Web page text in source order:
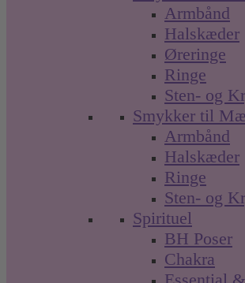
Armbånd
Halskæder
Øreringe
Ringe
Sten- og
Smykker til
Armbånd
Halskæder
Ringe
Sten- og
Spirituel
BH Poser
Chakra